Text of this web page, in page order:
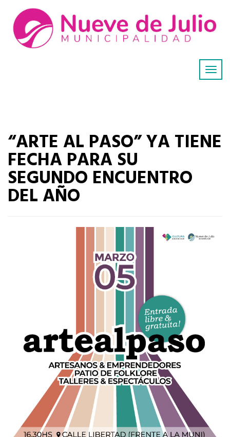
“ARTE AL PASO” YA TIENE
FECHA PARA SU
SEGUNDO ENCUENTRO
DEL AÑO